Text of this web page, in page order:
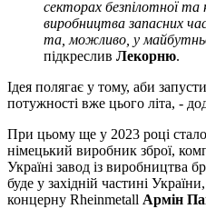
секторах безпілотної та
виробництва запасних
та, можливо, у
підкреслив Лекорню.
Ідея полягає у тому, аби
потужності вже цього літа, -
При цьому ще у 2023 році
німецький виробник зброї,
Україні завод із виробництва
буде у західній частині
концерну Rheinmetall Армін